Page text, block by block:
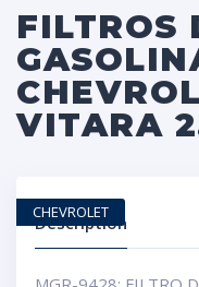
FILTROS
VITARA
Description
CHEVROLET